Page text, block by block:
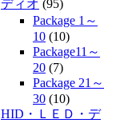
ディオ (95)
Package 1～
10 (10)
Package11～
20 (7)
Package 21～
30 (10)
HID・ＬＥＤ・デ